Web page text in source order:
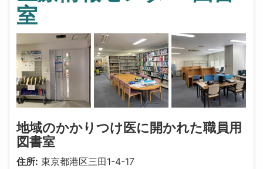
室
地域のかかりつけ医に開かれた職員用
図書室
住所: 東京都港区三田1-4-17